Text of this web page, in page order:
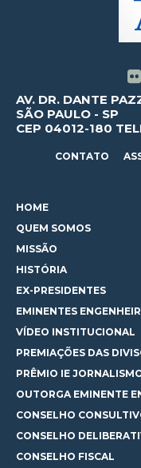
AV. DR. DANTE
SÃO PAULO - SP
CEP 04012-180
CONTATO
HOME
QUEM SOMOS
MISSÃO
HISTÓRIA
EX-PRESIDENTES
EMINENTES
VÍDEO INSTITUCIONAL
PREMIAÇÕES DAS
PRÊMIO IE
OUTORGA EMINENTE
CONSELHO
CONSELHO
CONSELHO FISCAL